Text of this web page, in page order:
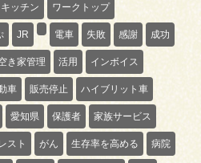
キッチン ワークトップ
JR 電車 失敗 感謝 成功
き家管理 活用 インボイス
車 販売停止 ハイブリット車
愛知県 保護者 家族サービス
スト がん 生存率を高める 病院